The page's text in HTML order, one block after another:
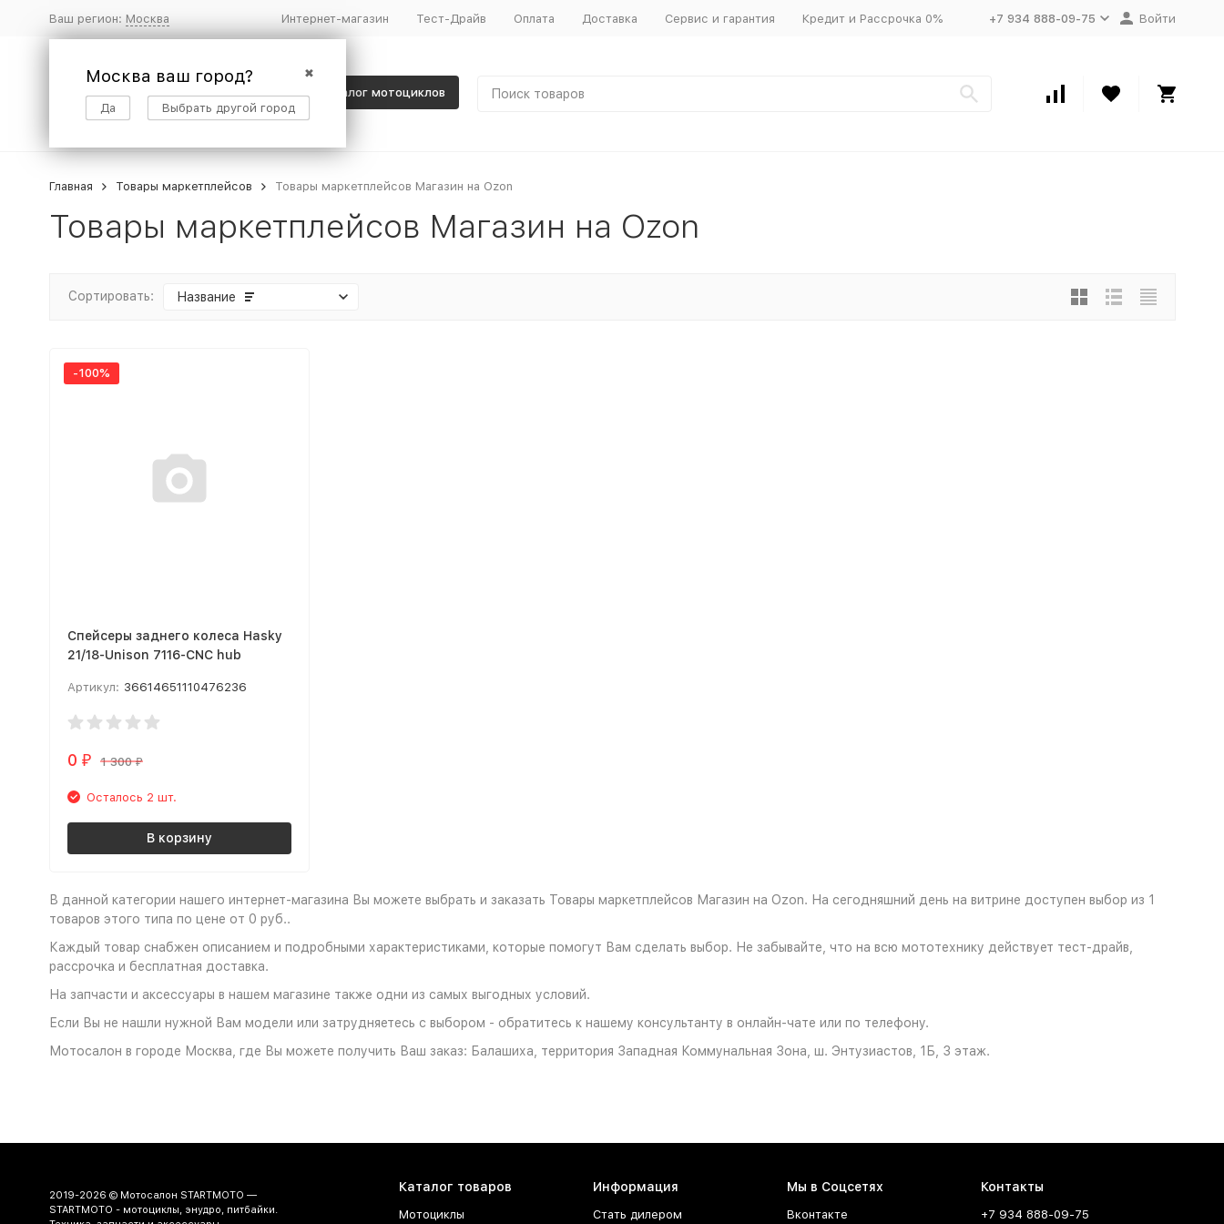
Ваш регион: Москва
✖
Москва ваш город?
Да Выбрать другой город
Интернет-магазин Тест-Драйв Оплата Доставка Сервис и гарантия Кредит и Рассрочка 0% +7 934 888-09-75 Войти
Каталог мотоциклов
Главная Товары маркетплейсов Товары маркетплейсов Магазин на Ozon
Товары маркетплейсов Магазин на Ozon
Сортировать: Название
-100%
Спейсеры заднего колеса Hasky
21/18-Unison 7116-CNC hub
Артикул: 36614651110476236
0 ₽ 1 300₽
Осталось 2 шт.
В корзину
В данной категории нашего интернет-магазина Вы можете выбрать и заказать Товары маркетплейсов Магазин на Ozon. На сегодняшний день на витрине доступен выбор из 1
товаров этого типа по цене от 0 руб..
Каждый товар снабжен описанием и подробными характеристиками, которые помогут Вам сделать выбор. Не забывайте, что на всю мототехнику действует тест-драйв,
рассрочка и бесплатная доставка.
На запчасти и аксессуары в нашем магазине также одни из самых выгодных условий.
Если Вы не нашли нужной Вам модели или затрудняетесь с выбором - обратитесь к нашему консультанту в онлайн-чате или по телефону.
Мотосалон в городе Москва, где Вы можете получить Ваш заказ: Балашиха, территория Западная Коммунальная Зона, ш. Энтузиастов, 1Б, 3 этаж.
2019-2026 © Мотосалон STARTMOTO —
STARTMOTO - мотоциклы, энудро, питбайки.
Каталог товаров
Мотоциклы
Информация
Стать дилером
Мы в Соцсетях
Вконтакте
Контакты
+7 934 888-09-75